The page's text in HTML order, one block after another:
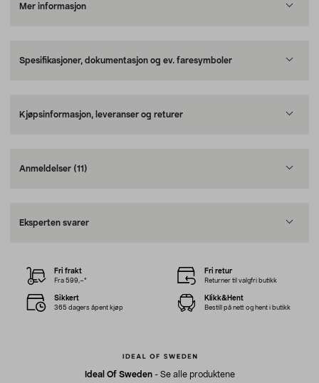
Mer informasjon
Spesifikasjoner, dokumentasjon og ev. faresymboler
Kjøpsinformasjon, leveranser og returer
Anmeldelser (11)
Eksperten svarer
Ideal Of Sweden- Se alle produktene
Fri frakt
Fra 599,–*
Fri retur
Returner til valgfri butikk
Sikkert
365 dagers åpent kjøp
Klikk&Hent
Bestill på nett og hent i butikk